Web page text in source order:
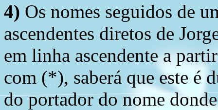
4) Os nomes seguidos de
ascendentes diretos de
em linha ascendente a
com (*), saberá que este é
do portador do nome